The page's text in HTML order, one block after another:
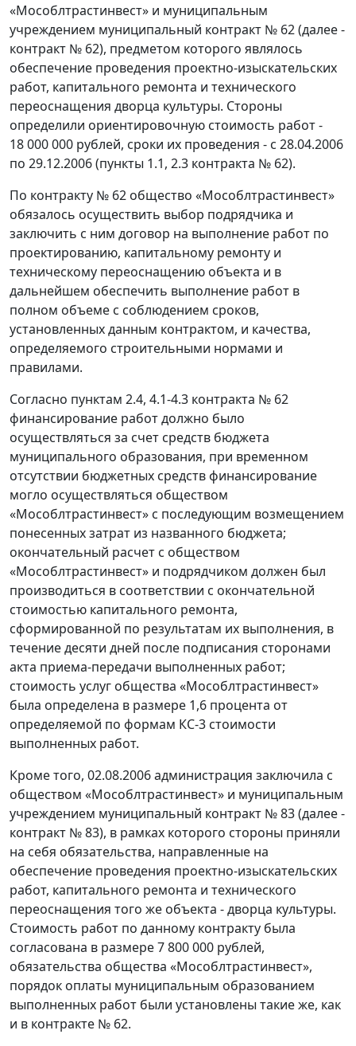
«Мособлтрастинвест» и муниципальным
учреждением муниципальный контракт № 62 (далее -
контракт № 62), предметом которого являлось
обеспечение проведения проектно-изыскательских
работ, капитального ремонта и технического
переоснащения дворца культуры. Стороны
определили ориентировочную стоимость работ -
18 000 000 рублей, сроки их проведения - с 28.04.2006
по 29.12.2006 (пункты 1.1, 2.3 контракта № 62).
По контракту № 62 общество «Мособлтрастинвест»
обязалось осуществить выбор подрядчика и
заключить с ним договор на выполнение работ по
проектированию, капитальному ремонту и
техническому переоснащению объекта и в
дальнейшем обеспечить выполнение работ в
полном объеме с соблюдением сроков,
установленных данным контрактом, и качества,
определяемого строительными нормами и
правилами.
Согласно пунктам 2.4, 4.1-4.3 контракта № 62
финансирование работ должно было
осуществляться за счет средств бюджета
муниципального образования, при временном
отсутствии бюджетных средств финансирование
могло осуществляться обществом
«Мособлтрастинвест» с последующим возмещением
понесенных затрат из названного бюджета;
окончательный расчет с обществом
«Мособлтрастинвест» и подрядчиком должен был
производиться в соответствии с окончательной
стоимостью капитального ремонта,
сформированной по результатам их выполнения, в
течение десяти дней после подписания сторонами
акта приема-передачи выполненных работ;
стоимость услуг общества «Мособлтрастинвест»
была определена в размере 1,6 процента от
определяемой по формам КС-3 стоимости
выполненных работ.
Кроме того, 02.08.2006 администрация заключила с
обществом «Мособлтрастинвест» и муниципальным
учреждением муниципальный контракт № 83 (далее -
контракт № 83), в рамках которого стороны приняли
на себя обязательства, направленные на
обеспечение проведения проектно-изыскательских
работ, капитального ремонта и технического
переоснащения того же объекта - дворца культуры.
Стоимость работ по данному контракту была
согласована в размере 7 800 000 рублей,
обязательства общества «Мособлтрастинвест»,
порядок оплаты муниципальным образованием
выполненных работ были установлены такие же, как
и в контракте № 62.